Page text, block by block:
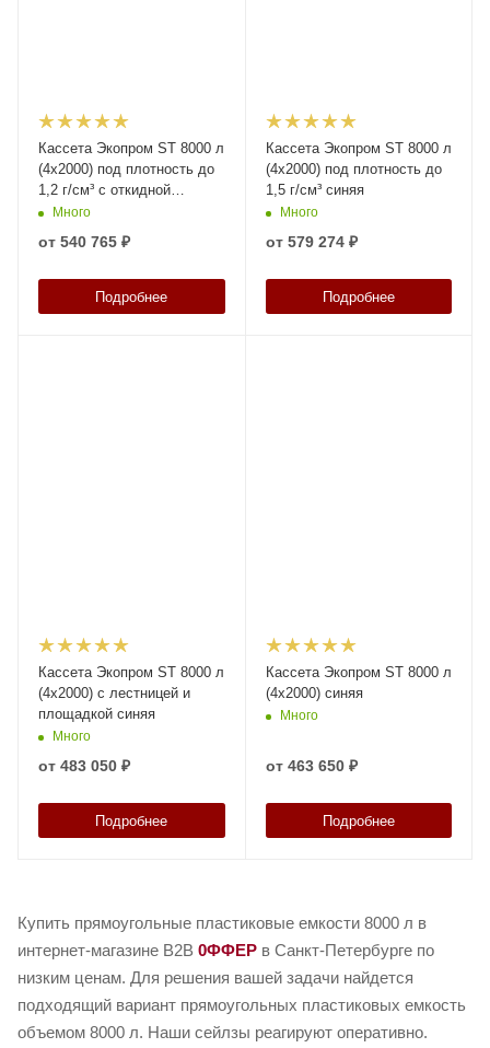
Кассета Экопром ST 8000 л
(4х2000) под плотность до
1,2 г/см³ с откидной
крышкой синяя
Много
от 540 765 ₽
Подробнее
Кассета Экопром ST 8000 л
(4х2000) под плотность до
1,5 г/см³ синяя
Много
от 579 274 ₽
Подробнее
Кассета Экопром ST 8000 л
(4х2000) с лестницей и
площадкой синяя
Много
от 483 050 ₽
Подробнее
Кассета Экопром ST 8000 л
(4х2000) синяя
Много
от 463 650 ₽
Подробнее
Купить прямоугольные пластиковые емкости 8000 л в
интернет-магазине B2B 0ФФЕР в Санкт-Петербурге по
низким ценам. Для решения вашей задачи найдется
подходящий вариант прямоугольных пластиковых емкость
объемом 8000 л. Наши сейлзы реагируют оперативно.